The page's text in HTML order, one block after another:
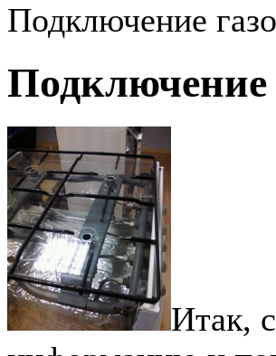
Подключение
Подключение
Итак,